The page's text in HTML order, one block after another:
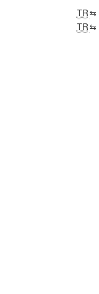
TR⇆
TR⇆